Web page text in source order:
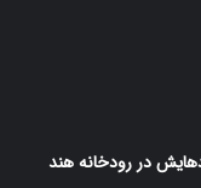
در رودخانه هند